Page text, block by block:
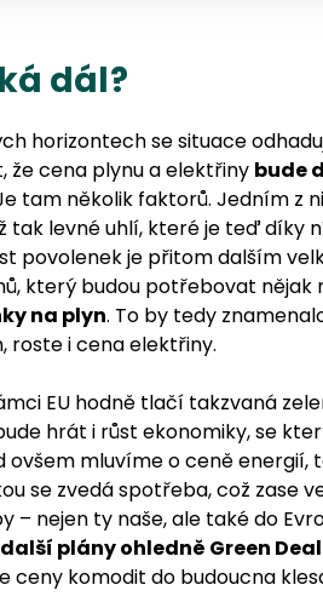
dál?
horizontech se situace
že cena plynu a elektřiny bude
tam několik faktorů. Jedním z
tak levné uhlí, které je teď díky
povolenek je přitom dalším
který budou potřebovat nějak
na plyn. To by tedy
roste i cena elektřiny.
EU hodně tlačí takzvaná
hrát i růst ekonomiky, se
ovšem mluvíme o ceně
se zvedá spotřeba, což zase
– nejen ty naše, ale také do
další plány ohledně Green
ceny komodit do budoucna